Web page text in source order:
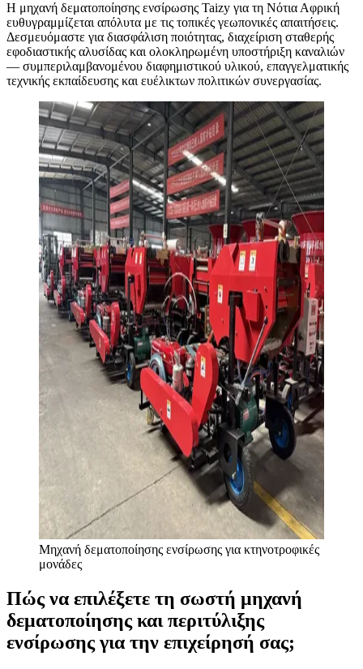
Η μηχανή δεματοποίησης ενσίρωσης Taizy για τη Νότια Αφρική
ευθυγραμμίζεται απόλυτα με τις τοπικές γεωπονικές απαιτήσεις.
Δεσμευόμαστε για διασφάλιση ποιότητας, διαχείριση σταθερής
εφοδιαστικής αλυσίδας και ολοκληρωμένη υποστήριξη καναλιών
— συμπεριλαμβανομένου διαφημιστικού υλικού, επαγγελματικής
τεχνικής εκπαίδευσης και ευέλικτων πολιτικών συνεργασίας.
Μηχανή δεματοποίησης ενσίρωσης για κτηνοτροφικές
μονάδες
Πώς να επιλέξετε τη σωστή μηχανή
δεματοποίησης και περιτύλιξης
ενσίρωσης για την επιχείρησή σας;